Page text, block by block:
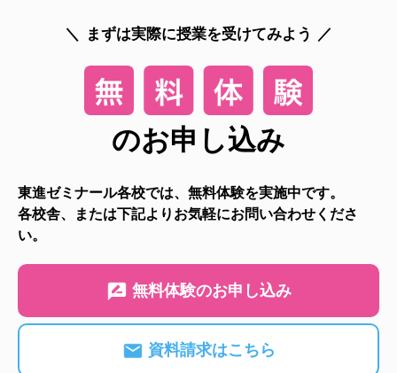
まずは実際に授業を受けてみよう
のお申し込み
東進ゼミナール各校では、無料体験を実施中です。
各校舎、または下記よりお気軽にお問い合わせくださ
い。
無料体験のお申し込み
資料請求はこちら